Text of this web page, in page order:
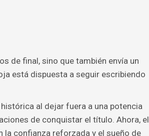
de final, sino que también envía un
está dispuesta a seguir escribiendo
al dejar fuera a una potencia
de conquistar el título. Ahora, el
confianza reforzada y el sueño de